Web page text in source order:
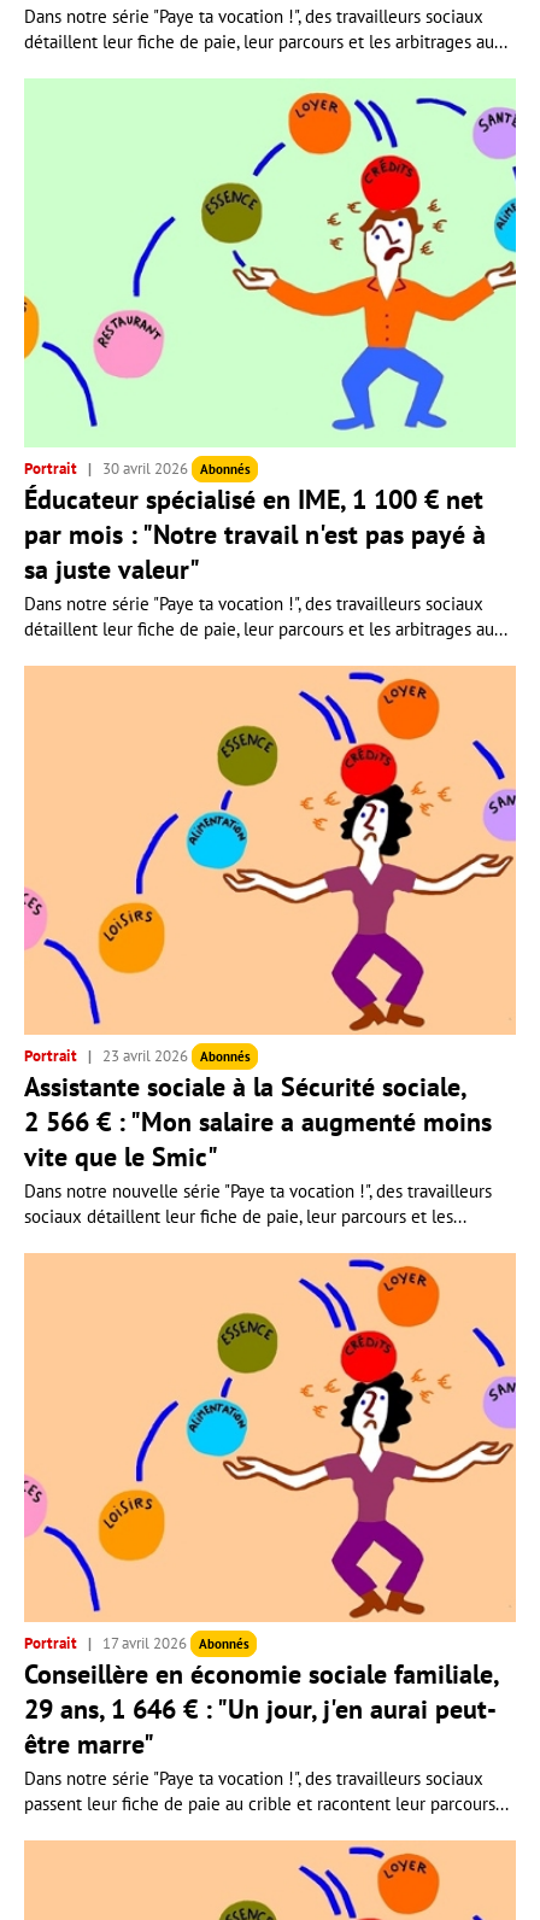
Dans notre série "Paye ta vocation !", des travailleurs sociaux
détaillent leur fiche de paie, leur parcours et les arbitrages au...
Portrait 30 avril 2026 Abonnés
Éducateur spécialisé en IME, 1 100 € net
par mois : "Notre travail n'est pas payé à
sa juste valeur"
Dans notre série "Paye ta vocation !", des travailleurs sociaux
détaillent leur fiche de paie, leur parcours et les arbitrages au...
Portrait 23 avril 2026 Abonnés
Assistante sociale à la Sécurité sociale,
2 566 € : "Mon salaire a augmenté moins
vite que le Smic"
Dans notre nouvelle série "Paye ta vocation !", des travailleurs
sociaux détaillent leur fiche de paie, leur parcours et les...
Portrait 17 avril 2026 Abonnés
Conseillère en économie sociale familiale,
29 ans, 1 646 € : "Un jour, j'en aurai peut-
être marre"
Dans notre série "Paye ta vocation !", des travailleurs sociaux
passent leur fiche de paie au crible et racontent leur parcours...